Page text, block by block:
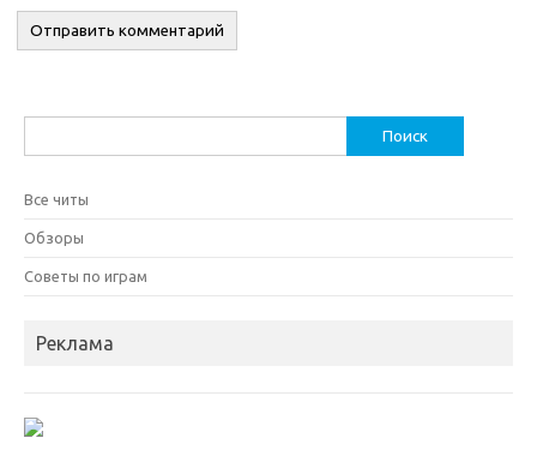
Все читы
Обзоры
Советы по играм
Реклама